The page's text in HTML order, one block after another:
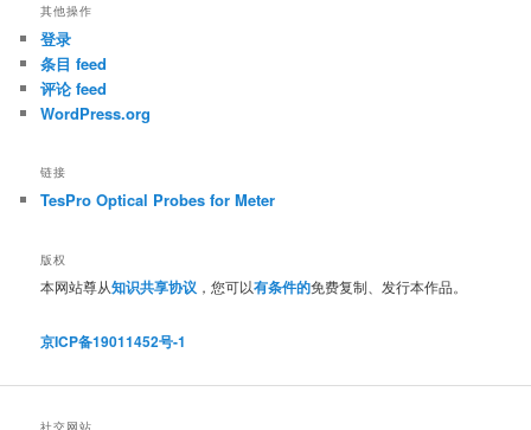
其他操作
登录
条目 feed
评论 feed
WordPress.org
链接
TesPro Optical Probes for Meter
版权
本网站尊从知识共享协议 ，您可以有条件的免费复制、发行本作品。
京ICP备19011452号-1
社交网站